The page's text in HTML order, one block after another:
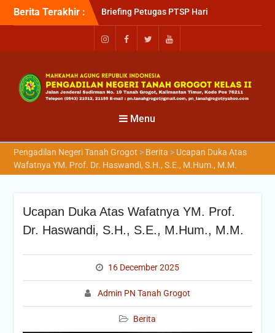
Berita Terakhir :
Briefing Petugas PTSP Hari
Kamis Tanggal 6 Agustus
2026
Sosialisasi Kepesertaan
Kesehatan Nasional (JKN)
bagi Pengadilan Negeri
Tanah Grogot oleh BPJS
Kesehatan Cabang
Briefin Petugas PTSP Hari
Senin, 3 Agustus 2026
Menu
Pengadilan Negeri Tanah Grogot > Berita > Ucapan Duka Atas
Wafatnya YM. Prof. Dr. Haswandi, S.H., S.E., M.Hum., M.M.
Ucapan Duka Atas Wafatnya YM. Prof.
Dr. Haswandi, S.H., S.E., M.Hum., M.M.
16 December 2025
Admin PN Tanah Grogot
Berita